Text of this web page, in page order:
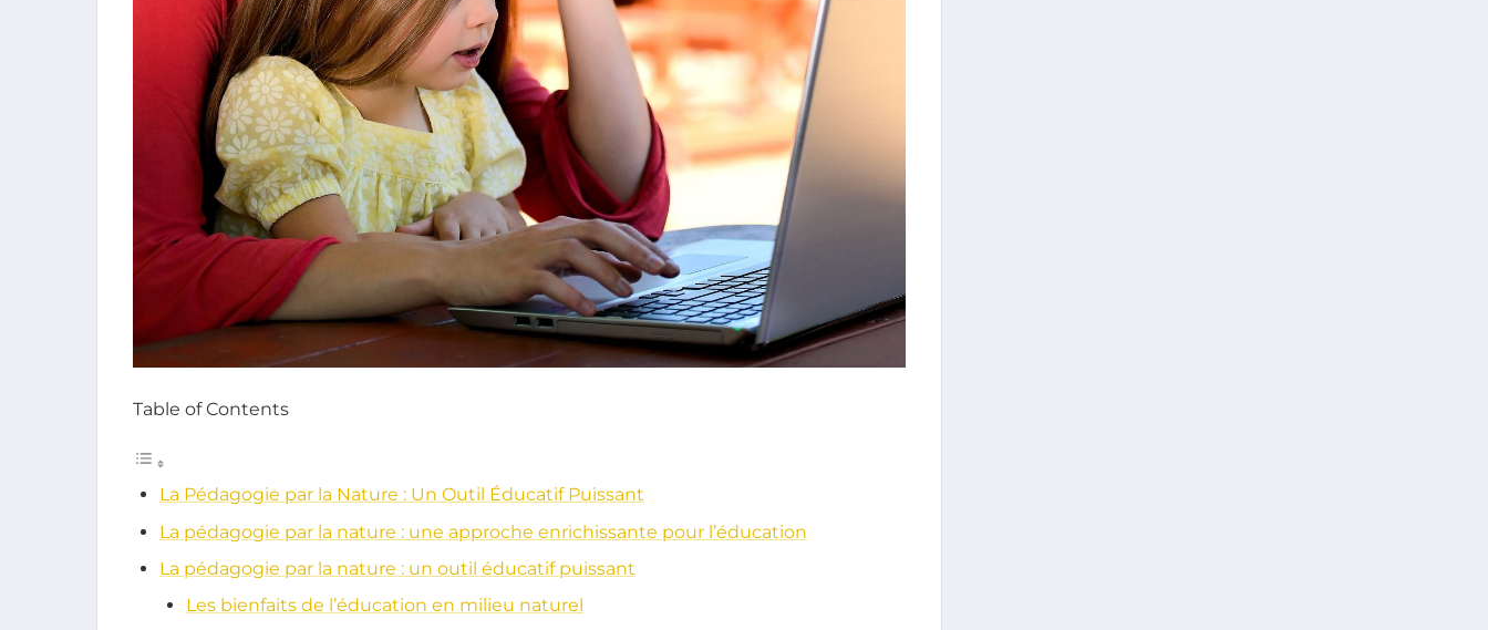
Table of Contents
La Pédagogie par la Nature : Un Outil Éducatif Puissant
La pédagogie par la nature : une approche enrichissante pour l’éducation
La pédagogie par la nature : un outil éducatif puissant
Les bienfaits de l’éducation en milieu naturel